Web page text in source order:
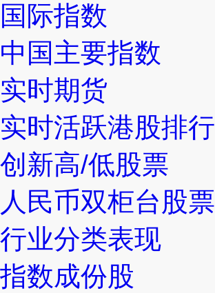
国际指数
中国主要指数
实时期货
实时活跃港股排行
创新高/低股票
人民币双柜台股票
行业分类表现
指数成份股